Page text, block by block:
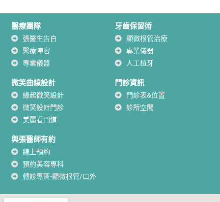
醫療團隊
張醫生告白
醫療陣容
專業儀器
牙齒保留術
顯微根管治療
專業儀器
人工植牙
微笑曲線設計
緣起微笑設計
微笑設計門診
美麗看門道
門診資訊
門診表&位置
診所空間
與張醫師有約
線上預約
預約美容專科
轉診專區-顯微根管/口外